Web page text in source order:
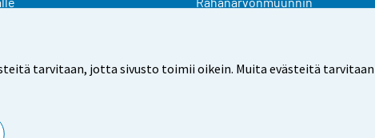
tarvitaan, jotta sivusto toimii oikein. Muita evästeitä